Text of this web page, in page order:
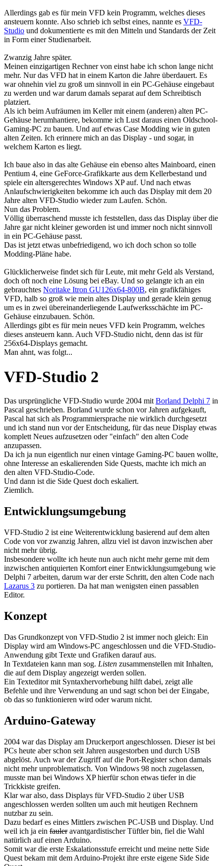
Allerdings gab es für mein VFD kein Programm, welches dieses
ansteuern konnte. Also schrieb ich selbst eines, nannte es VFD-
Studio und dokumentierte es mit den Mitteln und Standards der Zeit
in Form einer Studienarbeit.
Zwanzig Jahre später.
Meinen einzigartigen Rechner von einst habe ich schon lange nicht
mehr. Nur das VFD hat in einem Karton die Jahre überdauert. Es
war ohnehin viel zu groß um sinnvoll in ein PC-Gehäuse eingebaut
zu werden und war darum damals separat auf dem Schreibtisch
platziert.
Als ich beim Aufräumen im Keller mit einem (anderen) alten PC-
Gehäuse herumhantiere, bekomme ich Lust daraus einen Oldschool-
Gaming-PC zu bauen. Und auf etwas Case Modding wie in guten
alten Zeiten. Ich erinnere mich an das Display - und sogar, in
welchem Karton es liegt.
Ich baue also in das alte Gehäuse ein ebenso altes Mainboard, einen
Pentium 4, eine GeForce-Grafikkarte aus dem Kellerbestand und
spiele ein altersgerechtes Windows XP auf. Und nach etwas
Anlaufschwierigkeiten bekomme ich auch das Display mit dem 20
Jahre alten VFD-Studio wieder zum Laufen. Schön.
Nun das Problem.
Völlig überraschend musste ich feststellen, dass das Display über die
Jahre gar nicht kleiner geworden ist und immer noch nicht sinnvoll
in ein PC-Gehäuse passt.
Das ist jetzt etwas unbefriedigend, wo ich doch schon so tolle
Modding-Pläne habe.
Glücklicherweise findet sich für Leute, mit mehr Geld als Verstand,
doch oft noch eine Lösung bei eBay. Und so gelangte ich an ein
gebrauchtes Noritake Itron GU126x64-800B, ein grafikfähiges
VFD, halb so groß wie mein altes Display und gerade klein genug
um es in zwei übereinanderliegende Laufwerksschächte im PC-
Gehäuse einzubauen. Schön.
Allerdings gibt es für mein neues VFD kein Programm, welches
dieses ansteuern kann. Auch VFD-Studio nicht, denn das ist für
256x64-Displays gemacht.
Man ahnt, was folgt...
VFD-Studio 2
Das ursprüngliche VFD-Studio wurde 2004 mit Borland Delphi 7 in
Pascal geschrieben. Borland wurde schon vor Jahren aufgekauft,
Pascal hat sich als Programmiersprache nie wirklich durchgesetzt
und ich stand nun vor der Entscheidung, für das neue Display etwas
komplett Neues aufzusetzen oder "einfach" den alten Code
anzupassen.
Da ich ja nun eigentlich nur einen vintage Gaming-PC bauen wollte,
ohne Interesse an eskalierenden Side Quests, machte ich mich an
den alten VFD-Studio-Code.
Und dann ist die Side Quest doch eskaliert.
Ziemlich.
Entwicklungsumgebung
VFD-Studio 2 ist eine Weiterentwicklung basierend auf dem alten
Code von vor zwanzig Jahren, allzu viel ist davon inzwischen aber
nicht mehr übrig.
Insbesondere wollte ich heute nun auch nicht mehr gerne mit dem
inzwischen antiquierten Komfort einer Entwicklungsumgebung wie
Delphi 7 arbeiten, darum war der erste Schritt, den alten Code nach
Lazarus 3 zu portieren. Da hat man wenigsten einen passablen
Editor.
Konzept
Das Grundkonzept von VFD-Studio 2 ist immer noch gleich: Ein
Display wird am Windows-PC angeschlossen und die VFD-Studio-
Anwendung gibt Texte und Grafiken darauf aus.
In Textdateien kann man sog. Listen zusammenstellen mit Inhalten,
die auf dem Display angezeigt werden sollen.
Ein Texteditor mit Syntaxhervorhebung hilft dabei, zeigt alle
Befehle und ihre Verwendung an und sagt schon bei der Eingabe,
ob das so funktionieren wird oder warum nicht.
Arduino-Gateway
2004 war das Display am Druckerport angeschlossen. Dieser ist bei
PCs heute aber schon seit Jahren ausgestorben und durch USB
abgelöst. Auch war der Zugriff auf die Port-Register schon damals
nicht mehr unproblematisch. Von Windows 98 noch zugelassen,
musste man bei Windows XP hierfür schon etwas tiefer in die
Trickkiste greifen.
Klar war also, dass Displays für VFD-Studio 2 über USB
angeschlossen werden sollten um auch mit heutigen Rechnern
nutzbar zu sein.
Dazu bedarf es eines Mittlers zwischen PC-USB und Display. Und
weil ich ja ein fauleravantgardistischer Tüftler bin, fiel die Wahl
natürlich auf einen Arduino.
Somit war die erste Eskalationsstufe erreicht und meine nette Side
Quest bekam mit dem Arduino-Projekt ihre erste eigene Side Side